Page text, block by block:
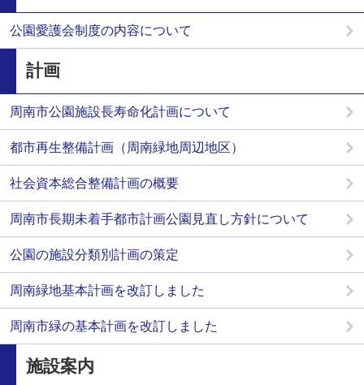
公園愛護会制度の内容について
計画
周南市公園施設長寿命化計画について
都市再生整備計画（周南緑地周辺地区）
社会資本総合整備計画の概要
周南市長期未着手都市計画公園見直し方針について
公園の施設分類別計画の策定
周南緑地基本計画を改訂しました
周南市緑の基本計画を改訂しました
施設案内